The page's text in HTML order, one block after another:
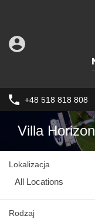
+48 518 818 808
Villa Horizon
Lokalizacja
All Locations
Rodzaj